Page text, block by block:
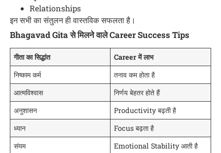
Relationships
इन सभी का संतुलन ही वास्तविक सफलता है।
Bhagavad Gita से मिलने वाले Career Success Tips
गीता का सिद्धांत
Career में लाभ
निष्काम कर्म
तनाव कम होता है
आत्मविश्वास
निर्णय बेहतर होते हैं
अनुशासन
Productivity बढ़ती है
ध्यान
Focus बढ़ता है
संयम
Emotional Stability आती है